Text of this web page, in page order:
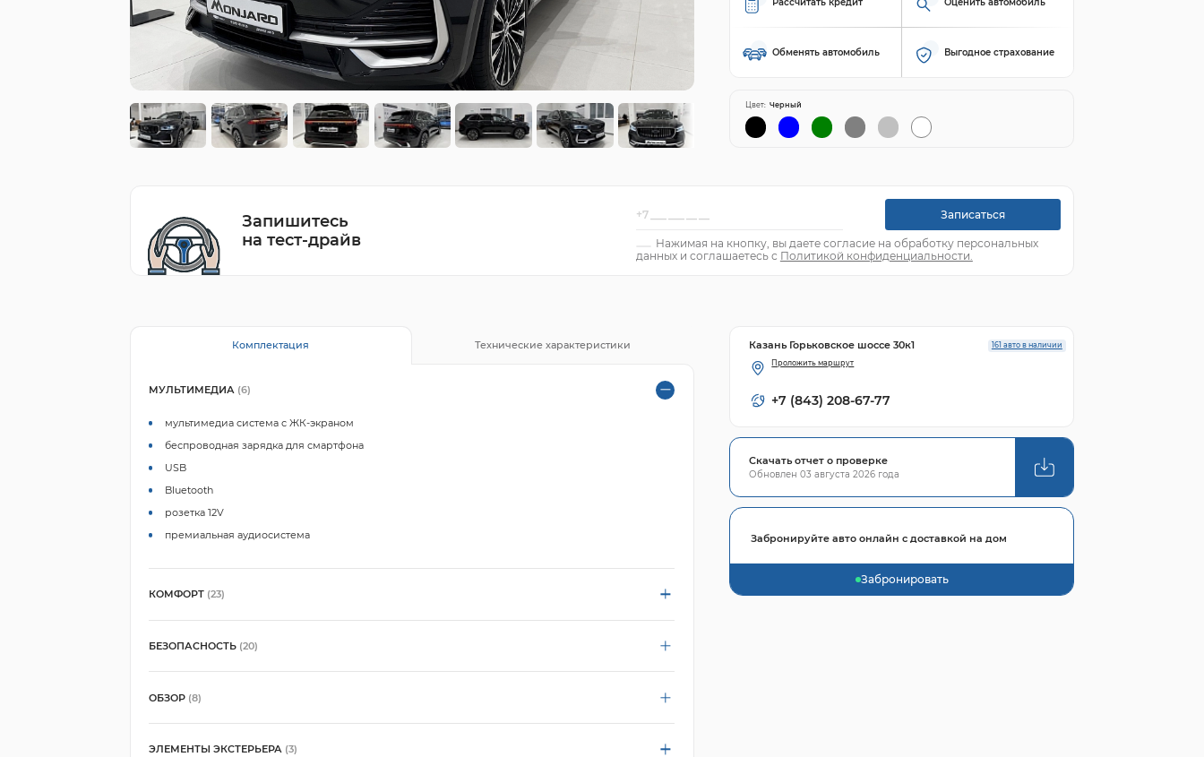
Рассчитать кредит Оценить автомобиль
Обменять автомобиль Выгодное страхование
Цвет: Черный
Запишитесь
на тест-драйв
Записаться
Нажимая на кнопку, вы даете согласие на обработку персональных
данных и соглашаетесь с Политикой конфиденциальности.
Комплектация Технические характеристики
МУЛЬТИМЕДИА (6)
мультимедиа система с ЖК-экраном
беспроводная зарядка для смартфона
USB
Bluetooth
розетка 12V
премиальная аудиосистема
КОМФОРТ (23)
БЕЗОПАСНОСТЬ (20)
ОБЗОР (8)
ЭЛЕМЕНТЫ ЭКСТЕРЬЕРА (3)
161 авто в наличии
Казань Горьковское шоссе 30к1
Проложить маршрут
+7 (843) 208-67-77
Скачать отчет о проверке
Обновлен 03 августа 2026 года
Забронируйте авто онлайн с доставкой на дом
Забронировать